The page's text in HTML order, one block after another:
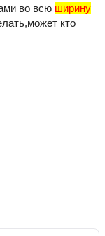
во всю ширину
кто